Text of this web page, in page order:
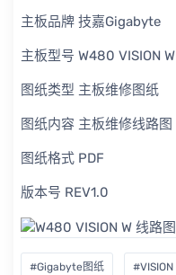
主板品牌 技嘉Gigabyte
主板型号 W480 VISION W
图纸类型 主板维修图纸
图纸内容 主板维修线路图
图纸格式 PDF
版本号 REV1.0
#Gigabyte图纸 #VISION